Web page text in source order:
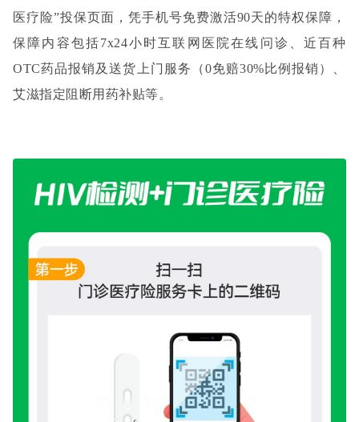
医疗险”投保页面，凭手机号免费激活90天的特权保障，
保障内容包括7x24小时互联网医院在线问诊、近百种
OTC药品报销及送货上门服务（0免赔30%比例报销）、
艾滋指定阻断用药补贴等。